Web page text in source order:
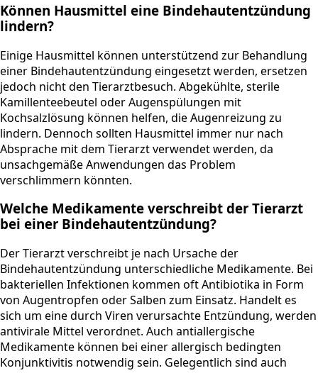
Können Hausmittel eine Bindehautentzündung
lindern?
Einige Hausmittel können unterstützend zur Behandlung
einer Bindehautentzündung eingesetzt werden, ersetzen
jedoch nicht den Tierarztbesuch. Abgekühlte, sterile
Kamillenteebeutel oder Augenspülungen mit
Kochsalzlösung können helfen, die Augenreizung zu
lindern. Dennoch sollten Hausmittel immer nur nach
Absprache mit dem Tierarzt verwendet werden, da
unsachgemäße Anwendungen das Problem
verschlimmern könnten.
Welche Medikamente verschreibt der Tierarzt
bei einer Bindehautentzündung?
Der Tierarzt verschreibt je nach Ursache der
Bindehautentzündung unterschiedliche Medikamente. Bei
bakteriellen Infektionen kommen oft Antibiotika in Form
von Augentropfen oder Salben zum Einsatz. Handelt es
sich um eine durch Viren verursachte Entzündung, werden
antivirale Mittel verordnet. Auch antiallergische
Medikamente können bei einer allergisch bedingten
Konjunktivitis notwendig sein. Gelegentlich sind auch